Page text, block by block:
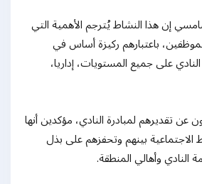
إن هذا النشاط يُترجم الأهمية التي
باعتبارهم ركيزة أساس في
على جميع المستويات، إداريا،
عن تقديرهم لمبادرة النادي، مؤكدين أنها
الاجتماعية بينهم وتحفزهم على بذل
النادي وأهالي المنطقة.